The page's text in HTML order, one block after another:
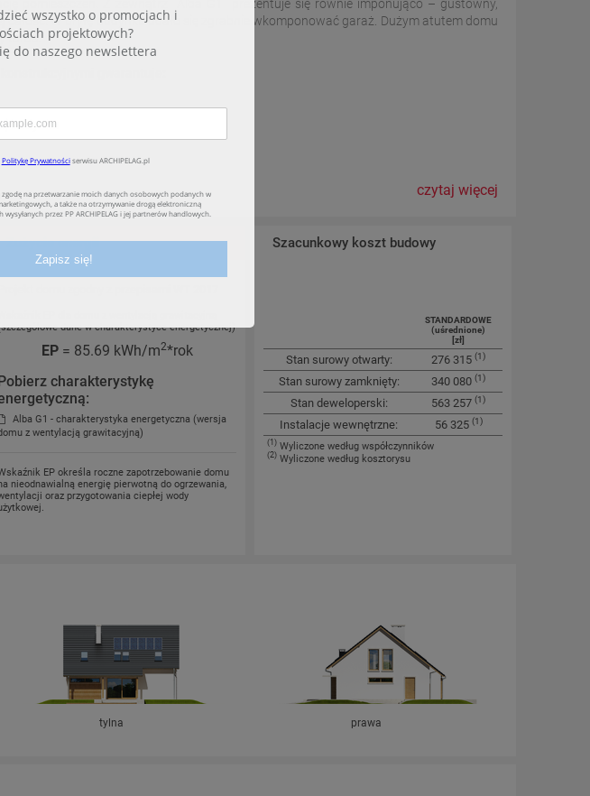
pomieszczeń. Z zewnątrz Alba G1 prezentuje się równie imponująco – gustowny,
W bryłę budynku udało się zgrabnie wkomponować garaż. Dużym atutem domu
taras.
gwarantuje:
budynku
czytaj więcej
Zużycie energii
dane w charakterystyce energetycznej)
EP= 85.69 kWh/m2*rok
charakterystykę
Alba G1 - charakterystyka energetyczna (wersja
z wentylacją grawitacyjną)
EP określa roczne zapotrzebowanie domu
nieodnawialną energię pierwotną do ogrzewania,
oraz przygotowania ciepłej wody
Szacunkowy koszt budowy
STANDARDOWE
(uśrednione)
[zł]
Stan surowy otwarty: 276 315 (1)
Stan surowy zamknięty: 340 080 (1)
Stan deweloperski: 563 257 (1)
Instalacje wewnętrzne: 56 325 (1)
(1) Wyliczone według współczynników
(2) Wyliczone według kosztorysu
tylna prawa